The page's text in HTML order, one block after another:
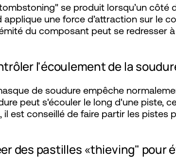
se produit lorsqu’un côté
applique une force d’attraction sur le
du composant peut se redresser
l'écoulement de la
de soudure empêche
peut s'écouler le long d'une piste,
il est conseillé de faire partir les pistes
des pastilles «thieving" pour